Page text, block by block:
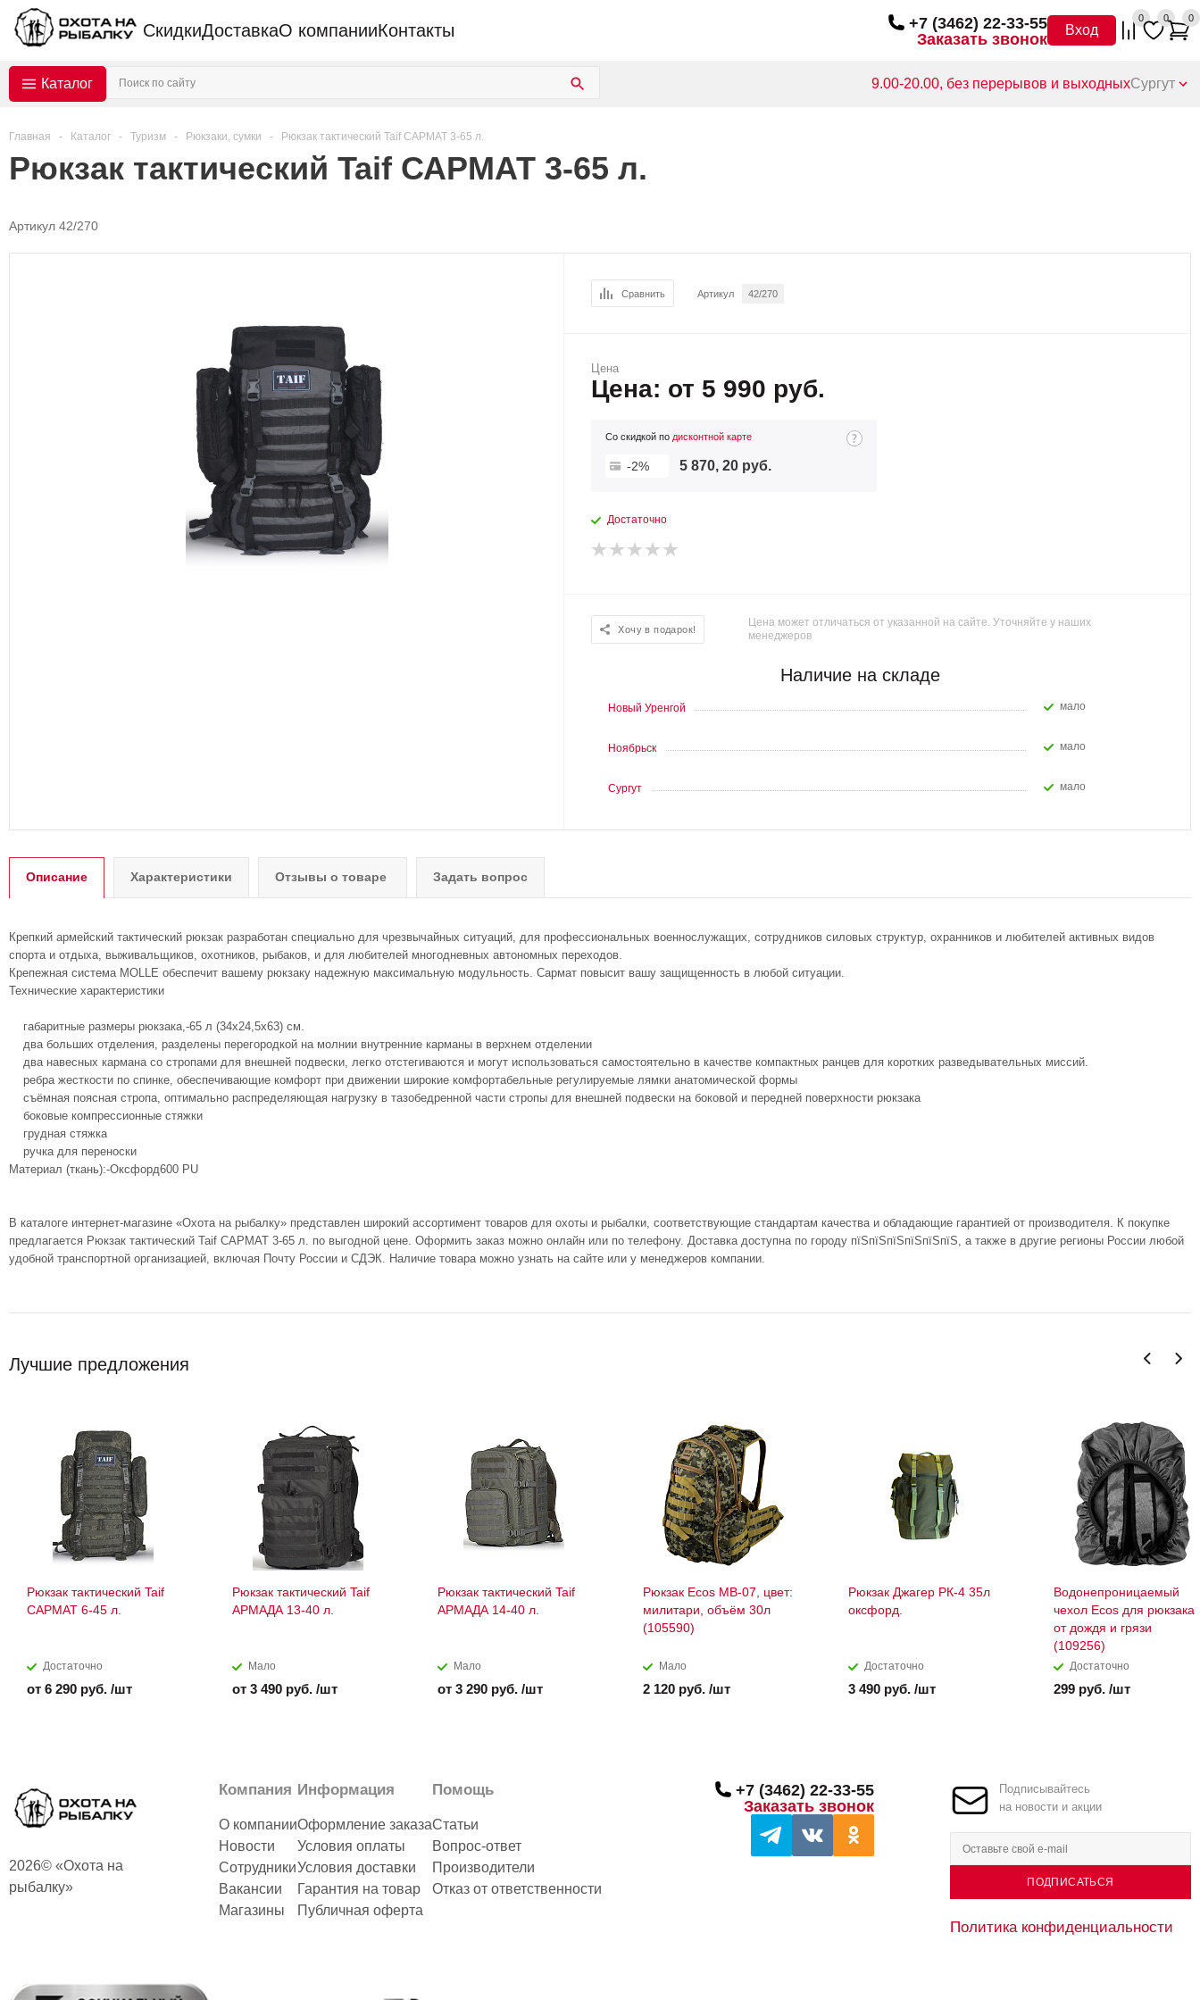
СкидкиДоставкаО компанииКонтакты
+7 (3462) 22-33-55
Заказать звонок
Вход
0 0 0
Каталог 9.00-20.00, без перерывов и выходныхСургут
Главная - Каталог - Туризм - Рюкзаки, сумки - Рюкзак тактический Taif САРМАТ 3-65 л.
Рюкзак тактический Taif САРМАТ 3-65 л.
Артикул 42/270
Сравнить Артикул 42/270
Цена
Цена: от 5 990 руб.
Со скидкой подисконтной карте
-2% 5 870, 20 руб.
Достаточно
Хочу в подарок!
Цена может отличаться от указанной на сайте. Уточняйте у наших
менеджеров
Наличие на складе
Новый Уренгой Мало
Ноябрьск Мало
Сургут Мало
Описание Характеристики Отзывы о товаре Задать вопрос
Крепкий армейский тактический рюкзак разработан специально для чрезвычайных ситуаций, для профессиональных военнослужащих, сотрудников силовых структур, охранников и любителей активных видов
спорта и отдыха, выживальщиков, охотников, рыбаков, и для любителей многодневных автономных переходов.
Крепежная система MOLLE обеспечит вашему рюкзаку надежную максимальную модульность. Сармат повысит вашу защищенность в любой ситуации.
Технические характеристики
габаритные размеры рюкзака,-65 л (34х24,5х63) см.
два больших отделения, разделены перегородкой на молнии внутренние карманы в верхнем отделении
два навесных кармана со стропами для внешней подвески, легко отстегиваются и могут использоваться самостоятельно в качестве компактных ранцев для коротких разведывательных миссий.
ребра жесткости по спинке, обеспечивающие комфорт при движении широкие комфортабельные регулируемые лямки анатомической формы
съёмная поясная стропа, оптимально распределяющая нагрузку в тазобедренной части стропы для внешней подвески на боковой и передней поверхности рюкзака
боковые компрессионные стяжки
грудная стяжка
ручка для переноски
Материал (ткань):-Оксфорд600 PU
В каталоге интернет-магазине «Охота на рыбалку» представлен широкий ассортимент товаров для охоты и рыбалки, соответствующие стандартам качества и обладающие гарантией от производителя. К покупке
предлагается Рюкзак тактический Taif САРМАТ 3-65 л. по выгодной цене. Оформить заказ можно онлайн или по телефону. Доставка доступна по городу пїЅпїЅпїЅпїЅпїЅпїЅ, а также в другие регионы России любой
удобной транспортной организацией, включая Почту России и СДЭК. Наличие товара можно узнать на сайте или у менеджеров компании.
Лучшие предложения
Рюкзак тактический Taif
САРМАТ 6-45 л.
Достаточно
от 6 290 руб. /шт
Рюкзак тактический Taif
АРМАДА 13-40 л.
Мало
от 3 490 руб. /шт
Рюкзак тактический Taif
АРМАДА 14-40 л.
Мало
от 3 290 руб. /шт
Рюкзак Ecos MB-07, цвет:
милитари, объём 30л
(105590)
Мало
2 120 руб. /шт
Рюкзак Джагер РК-4 35л
оксфорд.
Достаточно
3 490 руб. /шт
Водонепроницаемый
чехол Ecos для рюкзака
от дождя и грязи
(109256)
Достаточно
299 руб. /шт
2026© «Охота на
рыбалку»
Компания
О компании
Новости
Сотрудники
Вакансии
Магазины
Информация
Оформление заказа
Условия оплаты
Условия доставки
Гарантия на товар
Публичная оферта
Помощь
Статьи
Вопрос-ответ
Производители
Отказ от ответственности
+7 (3462) 22-33-55
Заказать звонок
Подписывайтесь
на новости и акции
ПОДПИСАТЬСЯ
Политика конфиденциальности